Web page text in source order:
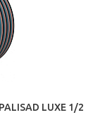
LUXE 1/2